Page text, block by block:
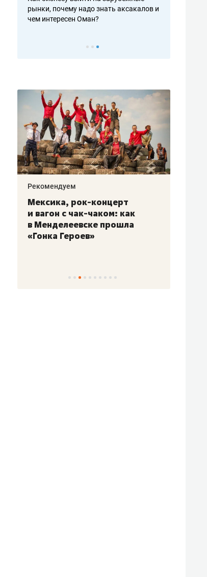
рынки, почему надо знать аксакалов и
чем интересен Оман?
Рекомендуем
Мексика, рок-концерт
и вагон с чак-чаком: как
в Менделеевске прошла
«Гонка Героев»